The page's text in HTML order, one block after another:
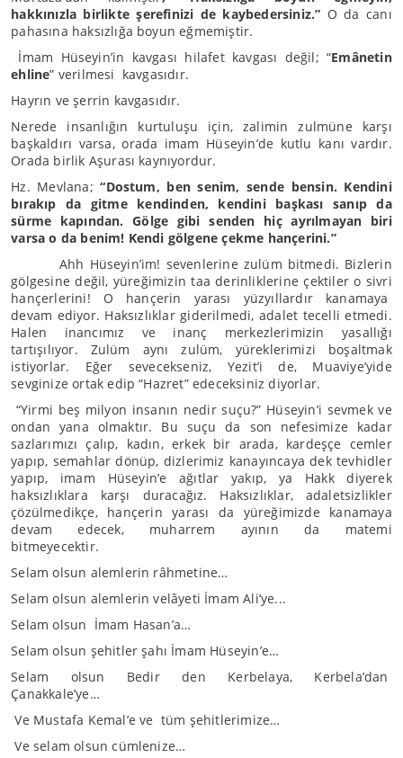
hakkınızla birlikte şerefinizi de kaybedersiniz.” O da canı
pahasına haksızlığa boyun eğmemiştir.
İmam Hüseyin’in kavgası hilafet kavgası değil; “Emânetin
ehline” verilmesi kavgasıdır.
Hayrın ve şerrin kavgasıdır.
Nerede insanlığın kurtuluşu için, zalimin zulmüne karşı
başkaldırı varsa, orada imam Hüseyin’de kutlu kanı vardır.
Orada birlik Aşurası kaynıyordur.
Hz. Mevlana;“Dostum, ben senim, sende bensin. Kendini
bırakıp da gitme kendinden, kendini başkası sanıp da
sürme kapından. Gölge gibi senden hiç ayrılmayan biri
varsa o da benim! Kendi gölgene çekme hançerini.”
Ahh Hüseyin’im! sevenlerine zulüm bitmedi. Bizlerin
gölgesine değil, yüreğimizin taa derinliklerine çektiler o sivri
hançerlerini! O hançerin yarası yüzyıllardır kanamaya
devam ediyor. Haksızlıklar giderilmedi, adalet tecelli etmedi.
Halen inancımız ve inanç merkezlerimizin yasallığı
tartışılıyor. Zulüm aynı zulüm, yüreklerimizi boşaltmak
istiyorlar. Eğer sevecekseniz, Yezit’i de, Muaviye’yide
sevginize ortak edip “Hazret” edeceksiniz diyorlar.
“Yirmi beş milyon insanın nedir suçu?” Hüseyin’i sevmek ve
ondan yana olmaktır. Bu suçu da son nefesimize kadar
sazlarımızı çalıp, kadın, erkek bir arada, kardeşçe cemler
yapıp, semahlar dönüp, dizlerimiz kanayıncaya dek tevhidler
yapıp, imam Hüseyin’e ağıtlar yakıp, ya Hakk diyerek
haksızlıklara karşı duracağız. Haksızlıklar, adaletsizlikler
çözülmedikçe, hançerin yarası da yüreğimizde kanamaya
devam edecek, muharrem ayının da matemi
bitmeyecektir.
Selam olsun alemlerin râhmetine…
Selam olsun alemlerin velâyeti İmam Ali’ye...
Selam olsun İmam Hasan’a…
Selam olsun şehitler şahı İmam Hüseyin’e…
Selam olsun Bedir den Kerbelaya, Kerbela’dan
Çanakkale’ye…
Ve Mustafa Kemal’e ve tüm şehitlerimize…
Ve selam olsun cümlenize…